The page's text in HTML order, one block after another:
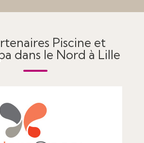
Piscine et
dans le Nord à Lille